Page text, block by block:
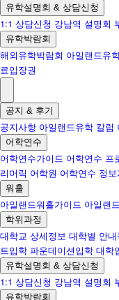
유학설명회 & 상담신청
1:1 상담신청 강남역 설명회
유학박람회
해외유학박람회 아일랜드유
료입장권
공지 & 후기
공지사항 아일랜드유학 칼럼
어학연수
어학연수가이드 어학연수 프
리머릭 어학원 어학연수 정
워홀
아일랜드워홀가이드 아일랜
학위과정
대학교 상세정보 대학별 안
트입학 파운데이션입학 대학
유학설명회 & 상담신청
1:1 상담신청 강남역 설명회
유학박람회